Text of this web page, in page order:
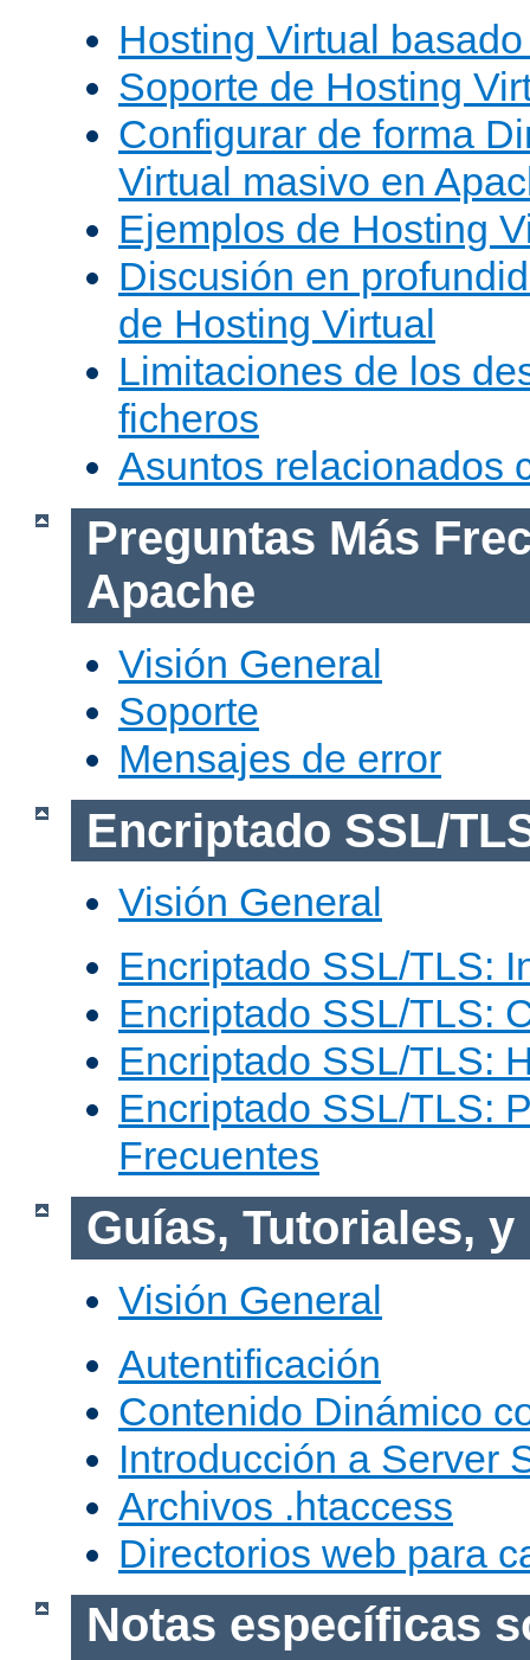
Hosting Virtual
Soporte de Hosting
Configurar de forma
Virtual masivo en
Ejemplos de Hosting
Discusión en
de Hosting Virtual
Limitaciones de los
ficheros
Asuntos relacionados
Preguntas Más
Apache
Visión General
Soporte
Mensajes de error
Encriptado SSL/
Visión General
Encriptado SSL/TLS:
Encriptado SSL/TLS:
Encriptado SSL/TLS:
Encriptado SSL/TLS:
Frecuentes
Guías, Tutoriales, y
Visión General
Autentificación
Contenido Dinámico
Introducción a Server
Archivos .htaccess
Directorios web para
Notas específicas